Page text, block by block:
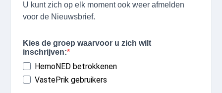
U kunt zich op elk moment ook weer afmelden
voor de Nieuwsbrief.
Kies de groep waarvoor u zich wilt
inschrijven:
HemoNED betrokkenen
VastePrik gebruikers